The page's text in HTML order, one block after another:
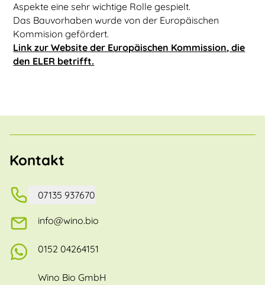
Aspekte eine sehr wichtige Rolle gespielt.
Das Bauvorhaben wurde von der Europäischen
Kommision gefördert.
Link zur Website der Europäischen Kommission, die
den ELER betrifft.
Kontakt
07135 937670
info@wino.bio
0152 04264151
Wino Bio GmbH